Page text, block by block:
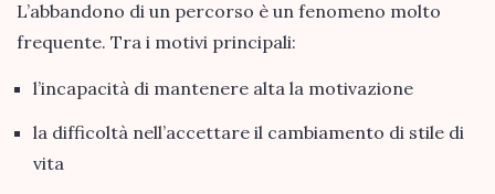
L’abbandono di un percorso è un fenomeno molto
frequente. Tra i motivi principali:
l’incapacità di mantenere alta la motivazione
la difficoltà nell’accettare il cambiamento di stile di
vita